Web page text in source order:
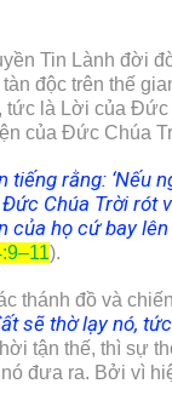
Tin Lành đời
độc trên thế
là Lời của
của Đức Chúa
tiếng rằng: ‘Nếu
Chúa Trời
của họ cứ bay
).
thánh đồ và
sẽ thờ lạy nó,
tận thế, thì sự
đưa ra. Bởi vì